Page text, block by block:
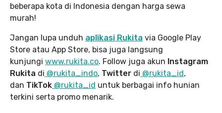
beberapa kota di Indonesia dengan harga sewa
murah!
Jangan lupa unduh aplikasi Rukita via Google Play
Store atau App Store, bisa juga langsung
kunjungi www.rukita.co. Follow juga akun Instagram
Rukita di @rukita_indo, Twitter di @rukita_id ,
dan TikTok @rukita_id untuk berbagai info hunian
terkini serta promo menarik.